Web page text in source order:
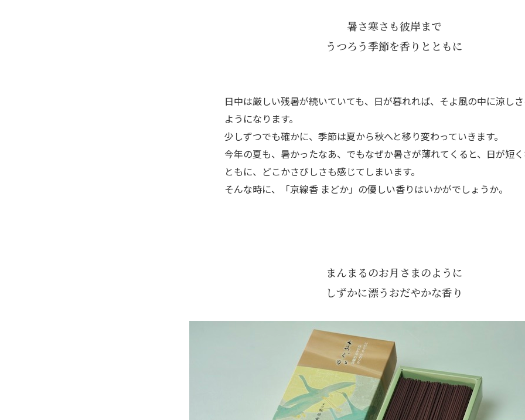
暑さ寒さも彼岸まで
うつろう季節を香りとともに
日中は厳しい残暑が続いていても、日が暮れれば、そよ風の中に涼し
ようになります。
少しずつでも確かに、季節は夏から秋へと移り変わっていきます。
今年の夏も、暑かったなあ、でもなぜか暑さが薄れてくると、日が短
ともに、どこかさびしさも感じてしまいます。
そんな時に、「京線香 まどか」の優しい香りはいかがでしょうか。
まんまるのお月さまのように
しずかに漂うおだやかな香り